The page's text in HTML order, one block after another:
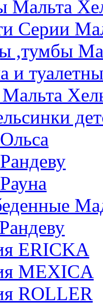
Серии
,тумбы
и
ERICKA
MEXICA
ROLLER